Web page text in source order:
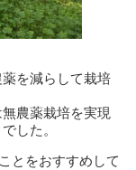
を減らして栽培
農薬栽培を実現
した。
とをおすすめして